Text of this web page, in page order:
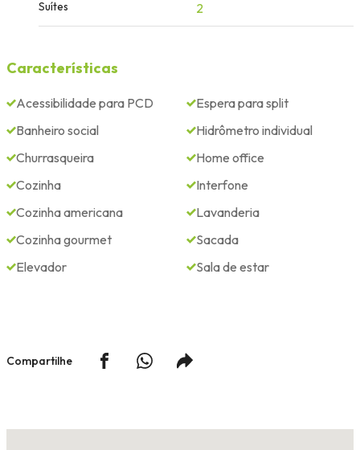
Suítes 2
Características
Acessibilidade para PCD
Banheiro social
Churrasqueira
Cozinha
Cozinha americana
Cozinha gourmet
Elevador
Espera para split
Hidrômetro individual
Home office
Interfone
Lavanderia
Sacada
Sala de estar
Compartilhe